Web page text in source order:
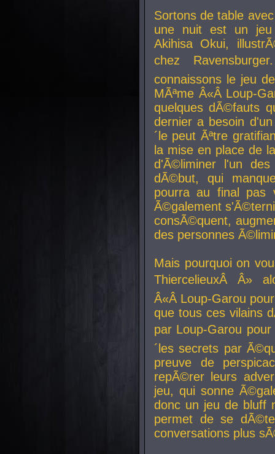
Sortons de table
une nuit est un
Akihisa Okui,
chez
connaissons le jeu
MÃªme Â«Â Loup-
quelques dÃ©fauts
dernier a besoin
´le peut Ãªtre
la mise en place de
d'Ã©liminer l'un
dÃ©but, qui
pourra au final pas
Ã©galement
consÃ©quent,
des personnes
Mais pourquoi on
ThiercelieuxÂ Â»
Â«Â Loup-Garou
que tous ces vilains
par Loup-Garou
´les secrets par
preuve de
repÃ©rer leurs
jeu, qui sonne
donc un jeu de bluff
permet de se
conversations plus